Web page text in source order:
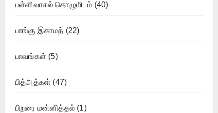
பள்ளிவாசல் தொழுமிடம் (40)
பாங்கு இகாமத் (22)
பாவங்கள் (5)
பித்அத்கள் (47)
பிறரை மன்னித்தல் (1)